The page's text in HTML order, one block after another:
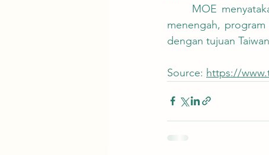
menengah,
dengan tujuan
Source: https://